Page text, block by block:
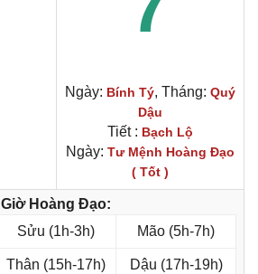
Ngày: Bính Tý, Tháng: Quý
Dậu
Tiết : Bạch Lộ
Ngày: Tư Mệnh Hoàng Đạo
( Tốt )
Giờ Hoàng Đạo:
Sửu (1h-3h) Mão (5h-7h)
Thân (15h-17h) Dậu (17h-19h)